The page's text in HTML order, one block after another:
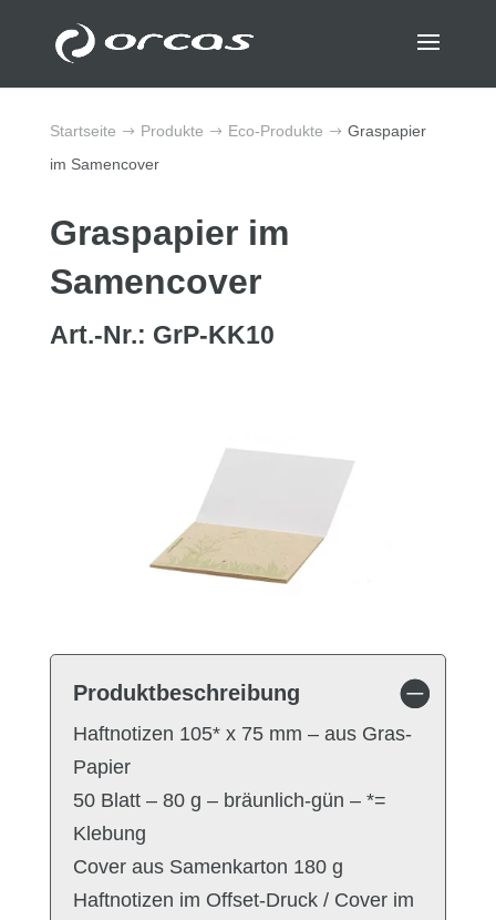
Startseite $ Produkte $ Eco-Produkte $ Graspapier
im Samencover
Graspapier im
Samencover
Art.-Nr.: GrP-KK10
Produktbeschreibung
Haftnotizen 105* x 75 mm – aus Gras-
Papier
50 Blatt – 80 g – bräunlich-gün – *=
Klebung
Cover aus Samenkarton 180 g
Haftnotizen im Offset-Druck / Cover im